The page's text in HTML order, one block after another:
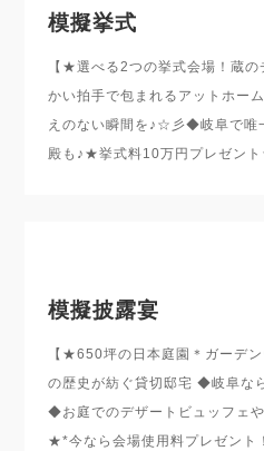
模擬挙式
【★選べる2つの挙式会場！蔵
かい拍手で包まれるアットホー
えのない瞬間を♪☆彡◆岐阜で唯
殿も♪★挙式料10万円プレゼン
模擬披露宴
【★650坪の日本庭園＊ガーデ
の歴史が紡ぐ貸切邸宅 ◆岐阜な
◆お庭でのデザートビュッフェ
★*今なら会場使用料プレゼント